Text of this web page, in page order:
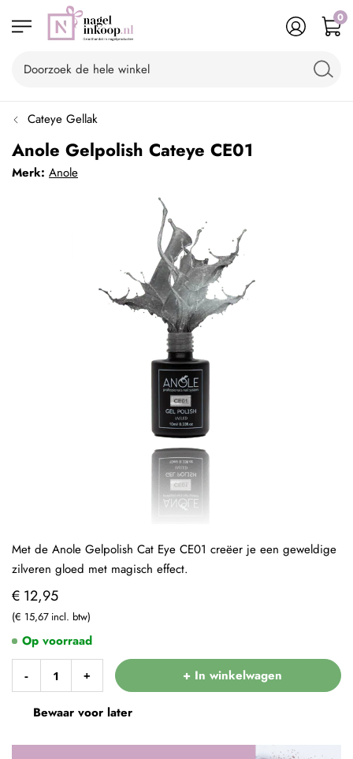
0
Cateye Gellak
Anole Gelpolish Cateye CE01
Merk: Anole
€ 12,95
€ 15,67
- + + In winkelwagen
Bewaar voor later
Op voorraad
Met de Anole Gelpolish Cat Eye CE01 creëer je een geweldige
zilveren gloed met magisch effect.